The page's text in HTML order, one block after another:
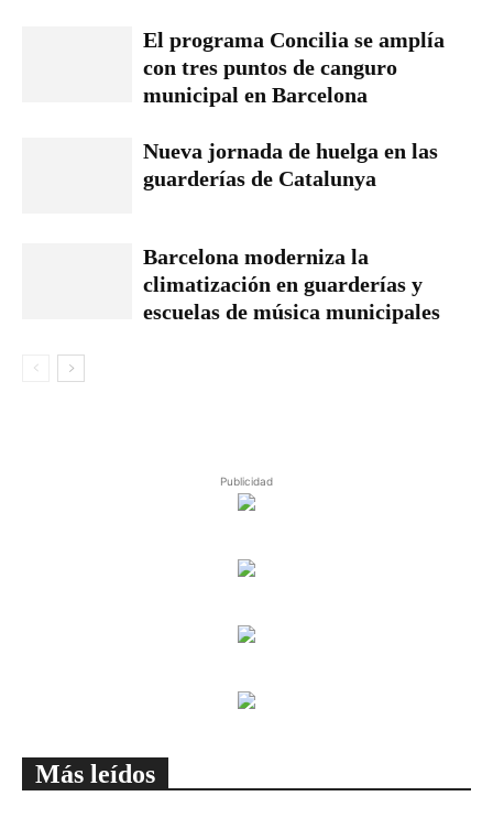
El programa Concilia se amplía
con tres puntos de canguro
municipal en Barcelona
Nueva jornada de huelga en las
guarderías de Catalunya
Barcelona moderniza la
climatización en guarderías y
escuelas de música municipales
Publicidad
Más leídos